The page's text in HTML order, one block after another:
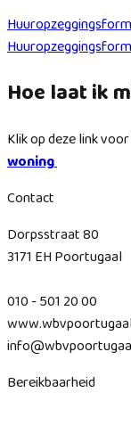
Hoe laat ik
Klik op deze link
woning
Contact
Dorpsstraat 80
3171 EH Poortugaal
010 - 501 20 00
Bereikbaarheid